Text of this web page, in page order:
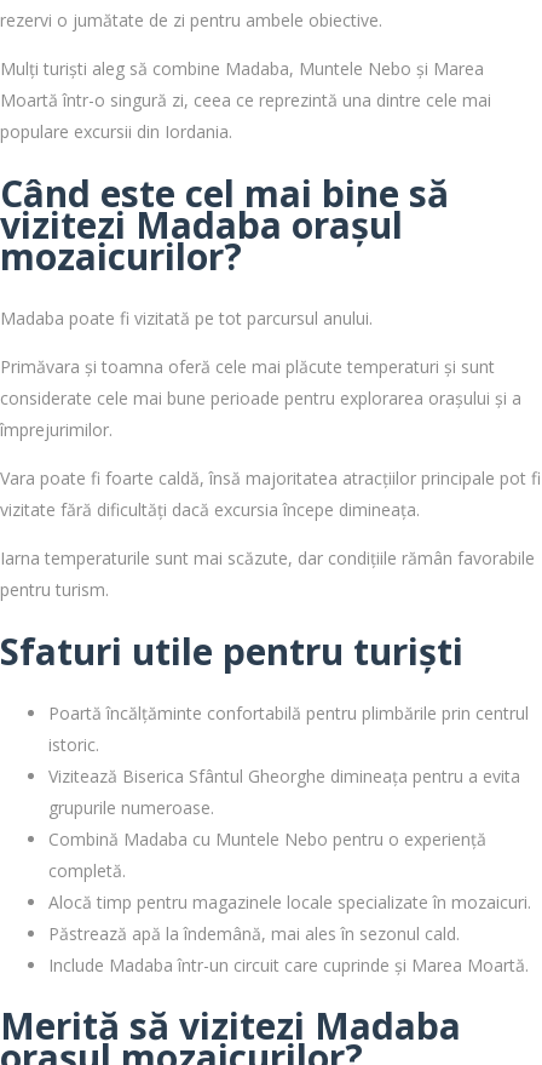
rezervi o jumătate de zi pentru ambele obiective.
Mulți turiști aleg să combine Madaba, Muntele Nebo și Marea
Moartă într-o singură zi, ceea ce reprezintă una dintre cele mai
populare excursii din Iordania.
Când este cel mai bine să
vizitezi Madaba orașul
mozaicurilor?
Madaba poate fi vizitată pe tot parcursul anului.
Primăvara și toamna oferă cele mai plăcute temperaturi și sunt
considerate cele mai bune perioade pentru explorarea orașului și a
împrejurimilor.
Vara poate fi foarte caldă, însă majoritatea atracțiilor principale pot fi
vizitate fără dificultăți dacă excursia începe dimineața.
Iarna temperaturile sunt mai scăzute, dar condițiile rămân favorabile
pentru turism.
Sfaturi utile pentru turiști
Poartă încălțăminte confortabilă pentru plimbările prin centrul
istoric.
Vizitează Biserica Sfântul Gheorghe dimineața pentru a evita
grupurile numeroase.
Combină Madaba cu Muntele Nebo pentru o experiență
completă.
Alocă timp pentru magazinele locale specializate în mozaicuri.
Păstrează apă la îndemână, mai ales în sezonul cald.
Include Madaba într-un circuit care cuprinde și Marea Moartă.
Merită să vizitezi Madaba